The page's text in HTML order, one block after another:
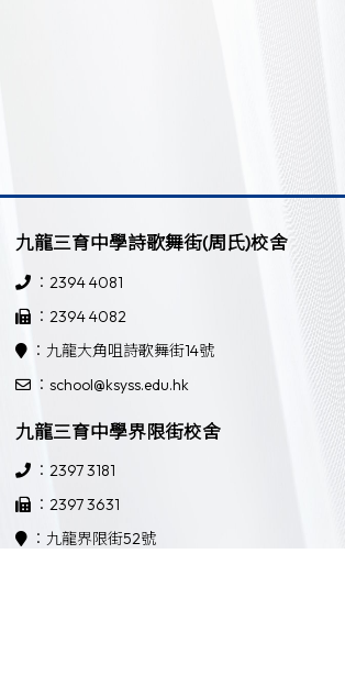
九龍三育中學詩歌舞街(周氏)校舍
：2394 4081
：2394 4082
：九龍大角咀詩歌舞街14號
：school@ksyss.edu.hk
九龍三育中學界限街校舍
：2397 3181
：2397 3631
：九龍界限街52號